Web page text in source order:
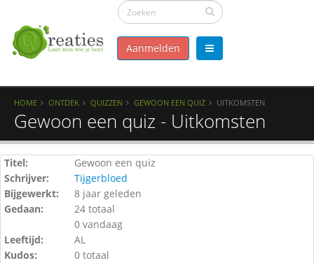
Aanmelden
HOME ONTDEK QUIZZEN GEWOON EEN QUIZ UITKOMSTEN
Gewoon een quiz - Uitkomsten
Titel:
Gewoon een quiz
Schrijver:
Tijgerbloed
Bijgewerkt:
8 jaar geleden
Gedaan:
24 totaal
0 vandaag
Leeftijd:
AL
Kudos:
0 totaal